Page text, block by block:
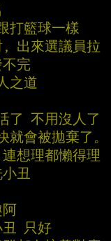
打籃球一樣
出來選議員拉
完
之道
了 不用沒人了
會被拋棄了。
想理都懶得理
丑
丑 只好